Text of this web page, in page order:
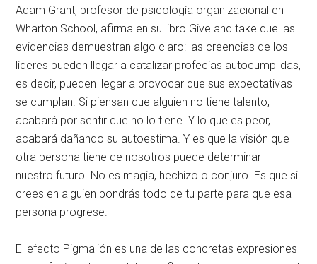
Adam Grant, profesor de psicología organizacional en
Wharton School, afirma en su libro Give and take que las
evidencias demuestran algo claro: las creencias de los
líderes pueden llegar a catalizar profecías autocumplidas,
es decir, pueden llegar a provocar que sus expectativas
se cumplan. Si piensan que alguien no tiene talento,
acabará por sentir que no lo tiene. Y lo que es peor,
acabará dañando su autoestima. Y es que la visión que
otra persona tiene de nosotros puede determinar
nuestro futuro. No es magia, hechizo o conjuro. Es que si
crees en alguien pondrás todo de tu parte para que esa
persona progrese.
El efecto Pigmalión es una de las concretas expresiones